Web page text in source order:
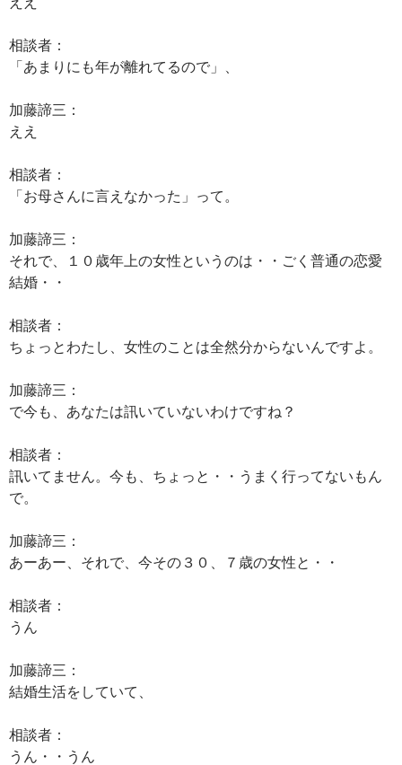
相談者：
「あまりにも年が離れてるので」、
加藤諦三：
ええ
相談者：
「お母さんに言えなかった」って。
加藤諦三：
それで、１０歳年上の女性というのは・・ごく普通の恋愛
結婚・・
相談者：
ちょっとわたし、女性のことは全然分からないんですよ。
加藤諦三：
で今も、あなたは訊いていないわけですね？
相談者：
訊いてません。今も、ちょっと・・うまく行ってないもん
で。
加藤諦三：
あーあー、それで、今その３０、７歳の女性と・・
相談者：
うん
加藤諦三：
結婚生活をしていて、
相談者：
うん・・うん